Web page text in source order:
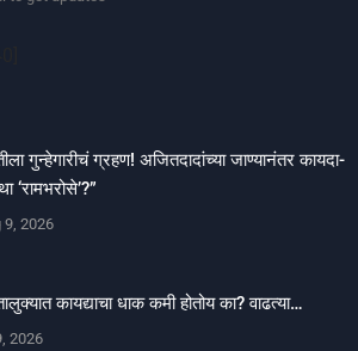
गुन्हेगारीचं ग्रहण! अजितदादांच्या जाण्यानंतर कायदा-
‘रामभरोसे’?”
9, 2026
कायद्याचा धाक कमी होतोय का? वाढत्या…
2026